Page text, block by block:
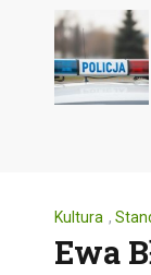
Kultura ,
Ewa